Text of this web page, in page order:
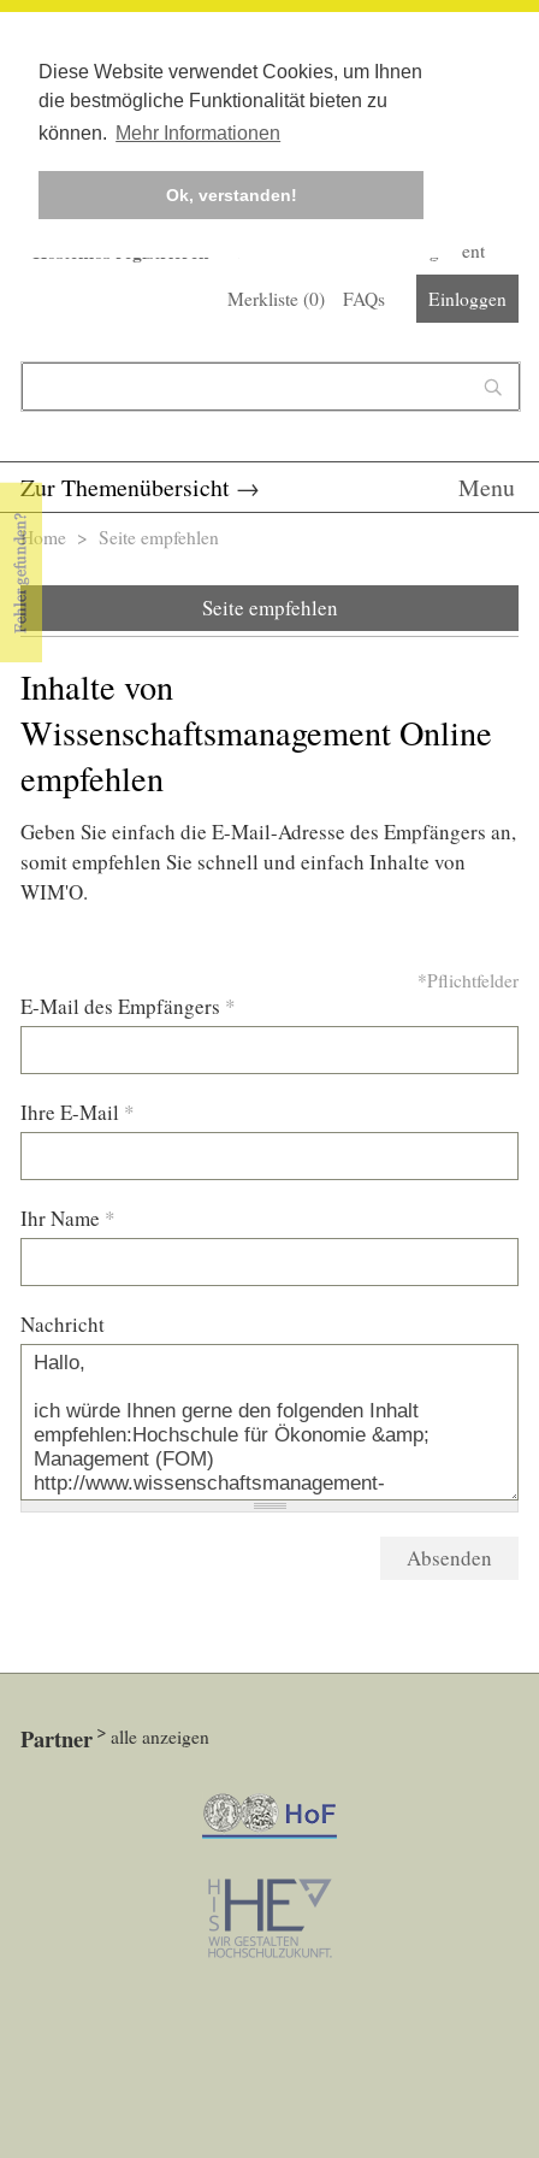
Diese Website verwendet Cookies, um Ihnen
die bestmögliche Funktionalität bieten zu
können. Mehr Informationen
Ok, verstanden!
Kostenlos registrieren
Corona-Management
Merkliste (0) FAQs Einloggen
Zur Themenübersicht → Menu
Sie sind hier
Home > Seite empfehlen
Seite empfehlen
Inhalte von
Wissenschaftsmanagement Online
empfehlen
Geben Sie einfach die E-Mail-Adresse des Empfängers an,
somit empfehlen Sie schnell und einfach Inhalte von
WIM'O.
*Pflichtfelder
E-Mail des Empfängers *
Ihre E-Mail *
Ihr Name *
Nachricht
Partner alle anzeigen